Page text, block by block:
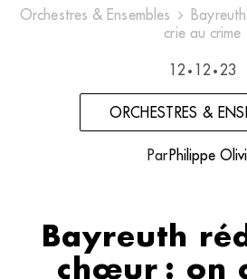
Orchestres & Ensembles
crie au crime
12 • 12 • 23
ORCHESTRES &
Par Philippe
Bayreuth
chœur : on